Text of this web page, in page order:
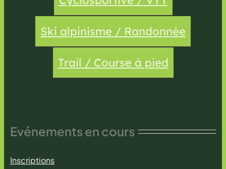
Ski alpinisme / Randonnée
Trail / Course à pied
Evénements en cours
Inscriptions